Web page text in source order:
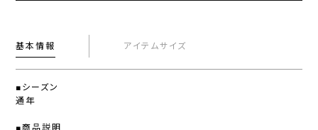
基本情報 アイテムサイズ
■シーズン
通年